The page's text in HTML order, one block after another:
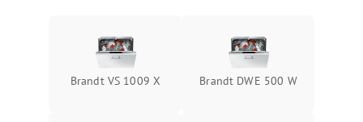
Brandt VS 1009 X Brandt DWE 500 W